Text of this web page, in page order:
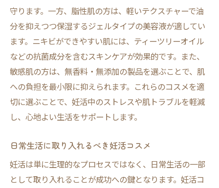
守ります。一方、脂性肌の方は、軽いテクスチャーで油
分を抑えつつ保湿するジェルタイプの美容液が適してい
ます。ニキビができやすい肌には、ティーツリーオイル
などの抗菌成分を含むスキンケアが効果的です。また、
敏感肌の方は、無香料・無添加の製品を選ぶことで、肌
への負担を最小限に抑えられます。これらのコスメを適
切に選ぶことで、妊活中のストレスや肌トラブルを軽減
し、心地よい生活をサポートします。
日常生活に取り入れるべき妊活コスメ
妊活は単に生理的なプロセスではなく、日常生活の一部
として取り入れることが成功への鍵となります。妊活コ